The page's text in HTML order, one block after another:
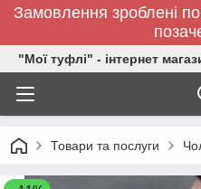
Замовлення зроблені
"Мої туфлі" - інтернет
Товари та послуги